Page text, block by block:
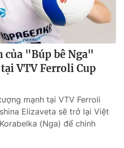
của "Búp bê Nga"
VTV Ferroli Cup
mạnh tại VTV Ferroli
Elizaveta sẽ trở lại Việt
(Nga) để chinh